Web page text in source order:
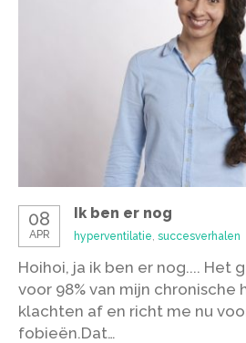
08
APR
Ik ben er nog
hyperventilatie, succesverhalen
Hoihoi, ja ik ben er nog.... Het
voor 98% van mijn
klachten af en richt me nu
fobieën.Dat…